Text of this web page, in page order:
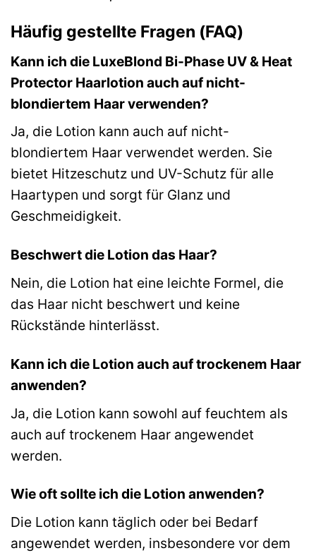
Häufig gestellte Fragen (FAQ)
Kann ich die LuxeBlond Bi-Phase UV & Heat
Protector Haarlotion auch auf nicht-
blondiertem Haar verwenden?
Ja, die Lotion kann auch auf nicht-
blondiertem Haar verwendet werden. Sie
bietet Hitzeschutz und UV-Schutz für alle
Haartypen und sorgt für Glanz und
Geschmeidigkeit.
Beschwert die Lotion das Haar?
Nein, die Lotion hat eine leichte Formel, die
das Haar nicht beschwert und keine
Rückstände hinterlässt.
Kann ich die Lotion auch auf trockenem Haar
anwenden?
Ja, die Lotion kann sowohl auf feuchtem als
auch auf trockenem Haar angewendet
werden.
Wie oft sollte ich die Lotion anwenden?
Die Lotion kann täglich oder bei Bedarf
angewendet werden, insbesondere vor dem